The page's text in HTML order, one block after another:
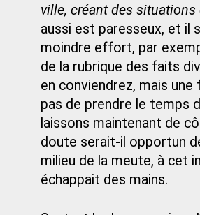
ville, créant des
aussi est paresseux, et il
moindre effort, par
de la rubrique des faits
en conviendrez, mais
pas de prendre le temps
laissons maintenant de
doute serait-il opportun
milieu de la meute, à cet
échappait des mains.